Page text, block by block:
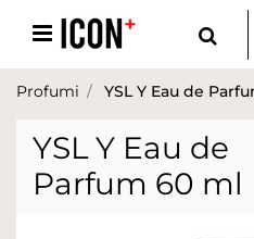
Open menu
Profumi YSL Y Eau de
YSL Y Eau de
Parfum 60 ml